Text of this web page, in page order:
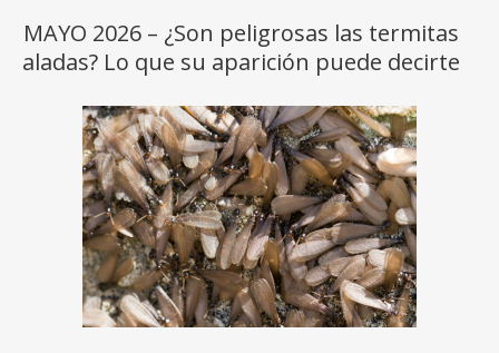
MAYO 2026 – ¿Son peligrosas las termitas
aladas? Lo que su aparición puede decirte